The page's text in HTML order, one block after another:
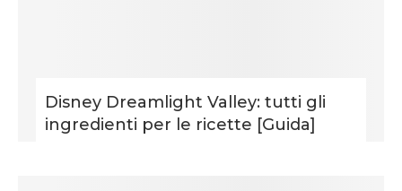
Disney Dreamlight Valley: tutti gli
ingredienti per le ricette [Guida]